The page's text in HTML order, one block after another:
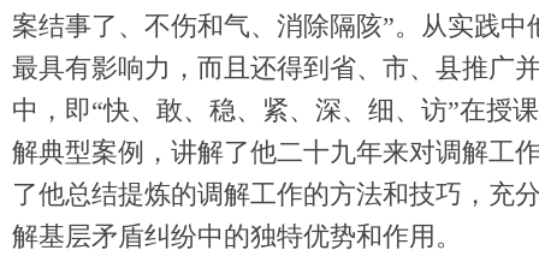
案结事了、不伤和气、消除隔陔”。从实践中
最具有影响力，而且还得到省、市、县推广
中，即“快、敢、稳、紧、深、细、访”在授
解典型案例，讲解了他二十九年来对调解工
了他总结提炼的调解工作的方法和技巧，充
解基层矛盾纠纷中的独特优势和作用。